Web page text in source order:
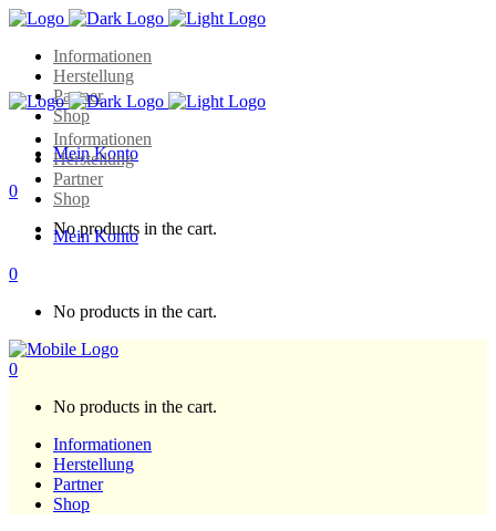
Informationen
Herstellung
Partner
Shop
Mein Konto
0
No products in the cart.
Informationen
Herstellung
Partner
Shop
Mein Konto
0
No products in the cart.
0
No products in the cart.
Informationen
Herstellung
Partner
Shop